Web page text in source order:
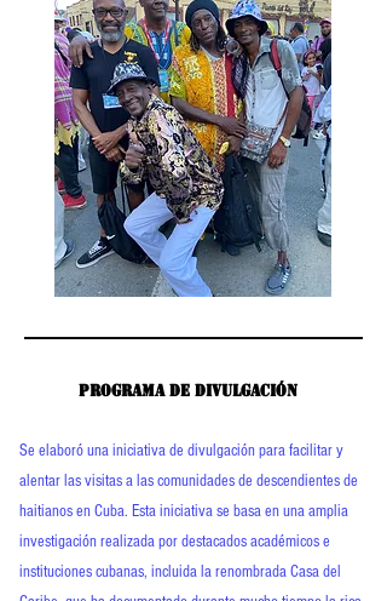
Programa de divulgación
Programa de divulgación
Se elaboró una iniciativa de divulgación para facilitar y
alentar las visitas a las comunidades de descendientes de
haitianos en Cuba. Esta iniciativa se basa en una amplia
investigación realizada por destacados académicos e
instituciones cubanas, incluida la renombrada Casa del